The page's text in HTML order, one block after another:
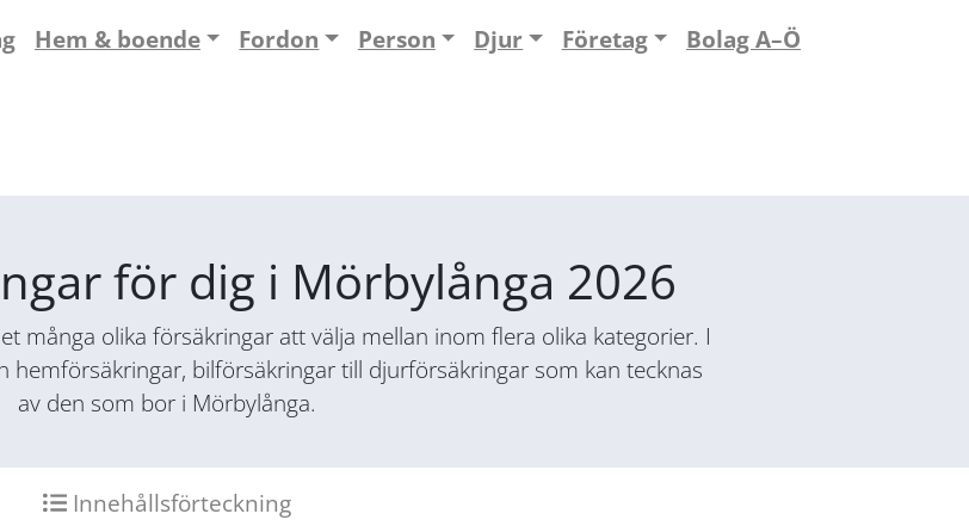
Hem & boende Fordon Person Djur Företag Bolag A–Ö
för dig i Mörbylånga 2026
många olika försäkringar att välja mellan inom flera olika kategorier. I
hemförsäkringar, bilförsäkringar till djurförsäkringar som kan tecknas
av den som bor i Mörbylånga.
Innehållsförteckning